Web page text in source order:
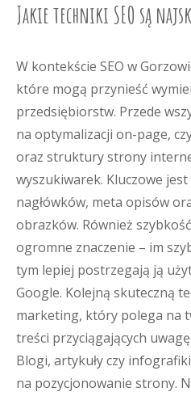
Jakie techniki SEO są
W kontekście SEO w
które mogą przynieść
przedsiębiorstw. Przede
na optymalizacji on-page,
oraz struktury strony
wyszukiwarek. Kluczowe
nagłówków, meta opisów
obrazków. Również
ogromne znaczenie – im
tym lepiej postrzegają ją
Google. Kolejną skuteczną
marketing, który polega na
treści przyciągających
Blogi, artykuły czy
na pozycjonowanie strony.